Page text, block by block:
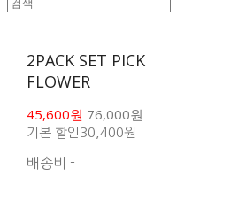
2PACK SET PICK
FLOWER
45,600원 76,000원
기본 할인 30,400원
배송비 -